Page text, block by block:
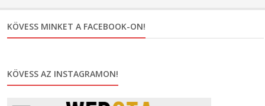
KÖVESS MINKET A FACEBOOK-ON!
KÖVESS AZ INSTAGRAMON!